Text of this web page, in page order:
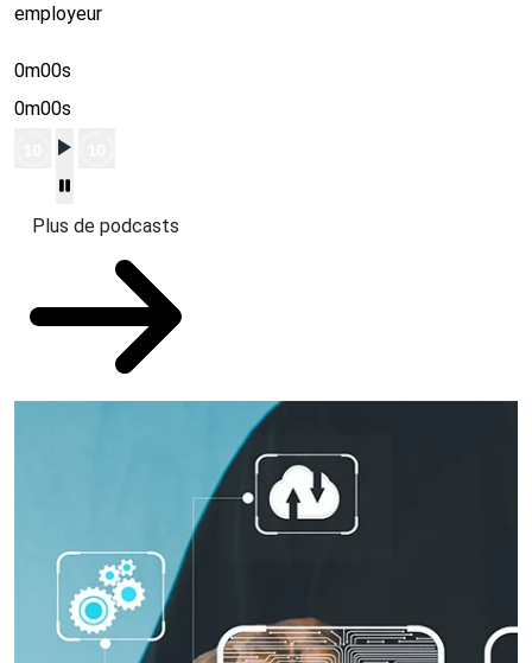
employeur
0m00s
0m00s
Plus de podcasts